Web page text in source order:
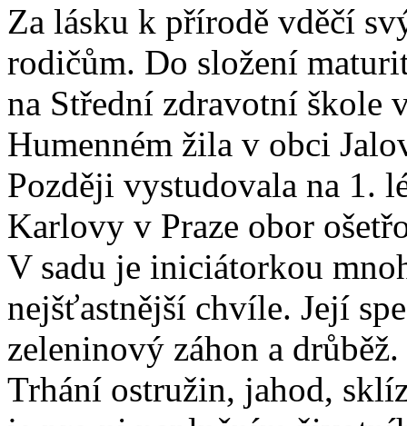
Za lásku k přírodě vděčí
rodičům. Do složení
na Střední zdravotní škole
Humenném žila v obci
Později vystudovala na 1.
Karlovy v Praze obor
V sadu je iniciátorkou
nejšťastnější chvíle. Její
zeleninový záhon a
Trhání ostružin, jahod,